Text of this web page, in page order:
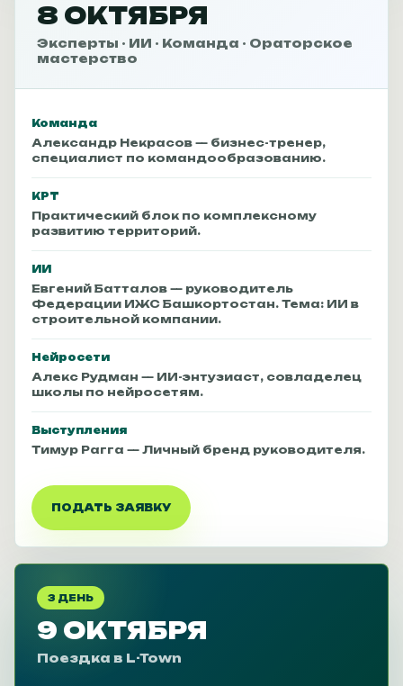
8 ОКТЯБРЯ
Эксперты · ИИ · Команда · Ораторское
мастерство
Команда
Александр Некрасов — бизнес-тренер,
специалист по командообразованию.
КРТ
Практический блок по комплексному
развитию территорий.
ИИ
Евгений Батталов — руководитель
Федерации ИЖС Башкортостан. Тема: ИИ в
строительной компании.
Нейросети
Алекс Рудман — ИИ-энтузиаст, совладелец
школы по нейросетям.
Выступления
Тимур Рагга — Личный бренд руководителя.
ПОДАТЬ ЗАЯВКУ
3 ДЕНЬ
9 ОКТЯБРЯ
Поездка в L-Town